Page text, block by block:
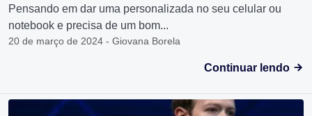
Pensando em dar uma personalizada no seu celular ou
notebook e precisa de um bom...
20 de março de 2024 - Giovana Borela
Continuar lendo